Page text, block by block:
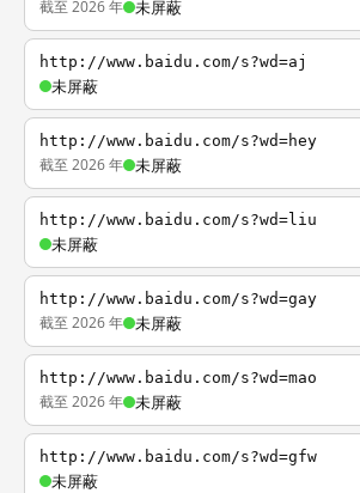
截至 2026 年 未屏蔽
http://www.baidu.com/s?wd=aj
未屏蔽
http://www.baidu.com/s?wd=hey
截至 2026 年 未屏蔽
http://www.baidu.com/s?wd=liu
未屏蔽
http://www.baidu.com/s?wd=gay
截至 2026 年 未屏蔽
http://www.baidu.com/s?wd=mao
截至 2026 年 未屏蔽
http://www.baidu.com/s?wd=gfw
未屏蔽